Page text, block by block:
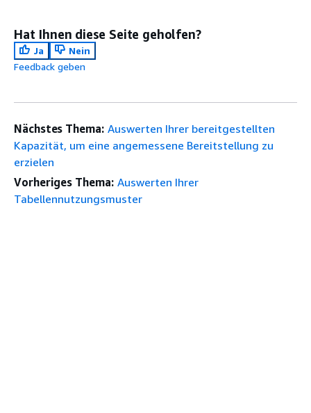
Hat Ihnen diese Seite geholfen?
Ja
Nein
Feedback geben
Nächstes Thema: Auswerten Ihrer bereitgestellten
Kapazität, um eine angemessene Bereitstellung zu
erzielen
Vorheriges Thema: Auswerten Ihrer
Tabellennutzungsmuster